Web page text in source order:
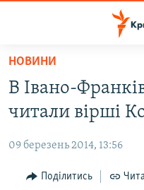
Перейти
основного
матеріалу
до
навігації
ВІДЕО ТА ФОТО
ПОЛІТИКА
БЛОГИ
НОВИНИ
В Івано-
читали вірші
09 березень 2014, 13:56
Поділитись